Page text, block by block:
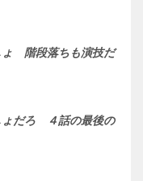
ょ 階段落ちも演技だ
ょだろ ４話の最後の